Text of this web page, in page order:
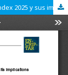
Brechas en educación en IA: análisis del AI Index 2025 y sus implicaciones para América Latina